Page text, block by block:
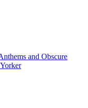
and Obscure